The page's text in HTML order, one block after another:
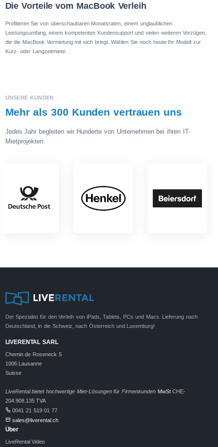
Die Vorteile vom MacBook Verleih
Profitieren Sie von überschaubaren Monatsraten, einem unglaublichen
Leistungsumfang, einem kompetenten Kundensupport und vielen weiteren Vorzügen,
die die MacBook Vermietung mit sich bringt. Wählen Sie noch heute Ihr Modell zur
Kurz- oder Langzeitmiete.
UNSERE KUNDEN
Mehr als 300 Kunden vertrauen uns
Jedes Jahr begleiten wir Hunderte von Unternehmen bei ihren IT-
Mietprojekten.
Der Spezialist für den Verleih von iPads, Tablets, PCs und Macs. Lieferung nach
Deutschland, in die Schweiz, nach Österreich und Luxemburg!
LIVERENTAL SARL
Chemin de Roseneck 5
1006 Lausanne
Suisse
LiveRental bietet hochwertige Miet-Lösungen für Firmenkunden MwStCHE-
204.908.135 TVA
0041 21 519 01 77
sales@liverental.ch
Über
LiveRental Video